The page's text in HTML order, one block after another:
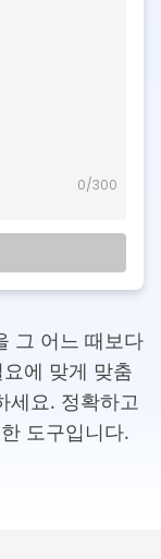
0/300
그 어느 때보다
에 맞게 맞춤
세요. 정확하고
도구입니다.